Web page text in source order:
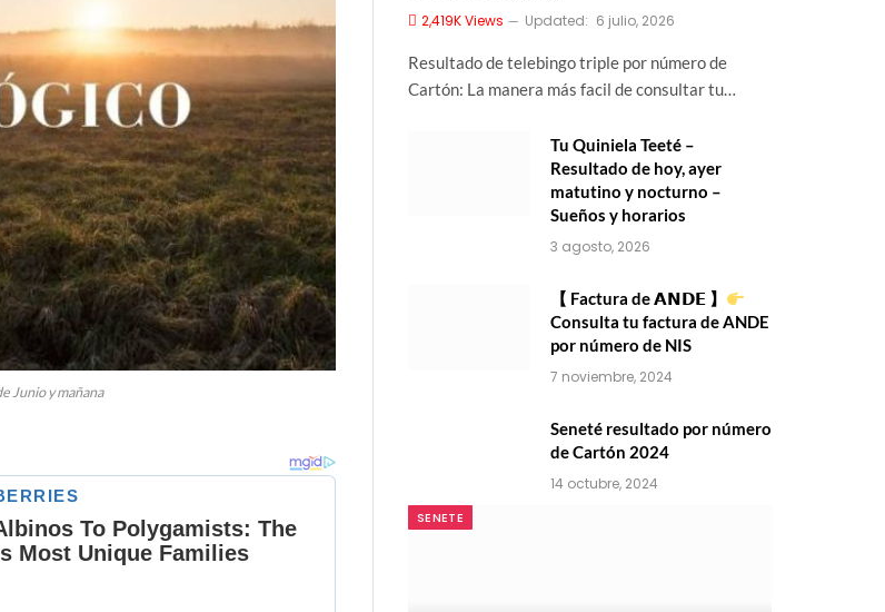
Junio y mañana
2,419KViews Updated: 6 julio, 2026
Resultado de telebingo triple por número de
Cartón: La manera más facil de consultar tu…
Tu Quiniela Teeté –
Resultado de hoy, ayer
matutino y nocturno –
Sueños y horarios
3 agosto, 2026
【 Factura de 𝗔𝗡𝗗𝗘 】
Consulta tu factura de ANDE
por número de NIS
7 noviembre, 2024
Seneté resultado por número
de Cartón 2024
14 octubre, 2024
SENETE